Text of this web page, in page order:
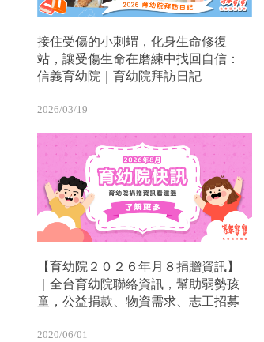
接住受傷的小刺蝟，化身生命修復
站，讓受傷生命在磨練中找回自信：
信義育幼院｜育幼院拜訪日記
2026/03/19
【育幼院２０２６年月８捐贈資訊】
｜全台育幼院聯絡資訊，幫助弱勢孩
童，公益捐款、物資需求、志工招募
2020/06/01